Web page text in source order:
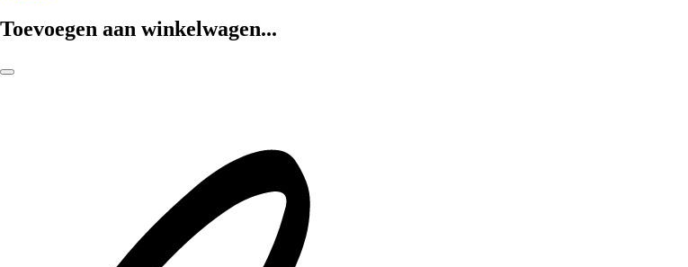
Toevoegen aan winkelwagen...